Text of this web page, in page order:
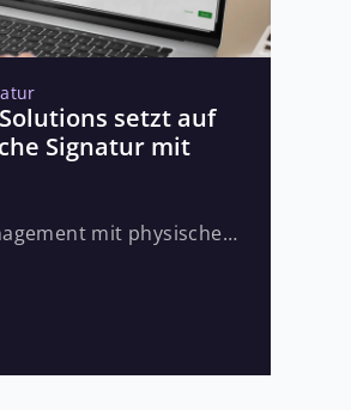
setzt auf
Signatur mit
mit physischem
zu begegnen,
BKW Building Solutions